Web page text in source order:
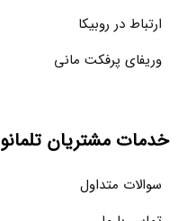
ارتباط در روبیکا
وریفای پرفکت مانی
خدمات مشتریان تلمانو
سوالات متداول